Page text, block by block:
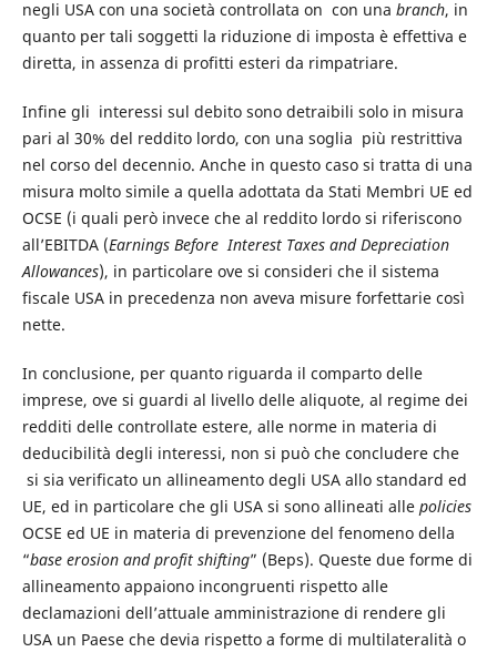
negli USA con una società controllata on con una branch, in
quanto per tali soggetti la riduzione di imposta è effettiva e
diretta, in assenza di profitti esteri da rimpatriare.
Infine gli interessi sul debito sono detraibili solo in misura
pari al 30% del reddito lordo, con una soglia più restrittiva
nel corso del decennio. Anche in questo caso si tratta di una
misura molto simile a quella adottata da Stati Membri UE ed
OCSE (i quali però invece che al reddito lordo si riferiscono
all’EBITDA (Earnings Before Interest Taxes and Depreciation
Allowances), in particolare ove si consideri che il sistema
fiscale USA in precedenza non aveva misure forfettarie così
nette.
In conclusione, per quanto riguarda il comparto delle
imprese, ove si guardi al livello delle aliquote, al regime dei
redditi delle controllate estere, alle norme in materia di
deducibilità degli interessi, non si può che concludere che
si sia verificato un allineamento degli USA allo standard ed
UE, ed in particolare che gli USA si sono allineati alle policies
OCSE ed UE in materia di prevenzione del fenomeno della
“base erosion and profit shifting” (Beps). Queste due forme di
allineamento appaiono incongruenti rispetto alle
declamazioni dell’attuale amministrazione di rendere gli
USA un Paese che devia rispetto a forme di multilateralità o